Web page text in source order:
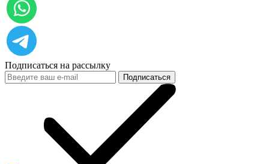
Подписаться на рассылку
Подписаться